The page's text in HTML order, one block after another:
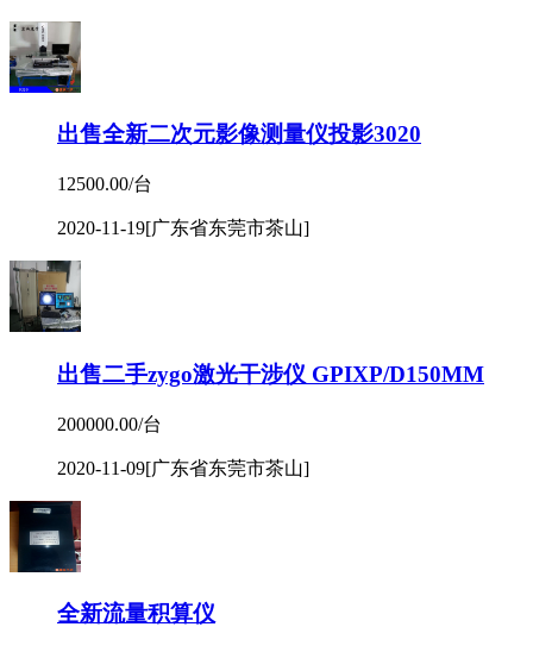
出售全新二次元影像测量仪投影3020
12500.00/台
2020-11-19[广东省东莞市茶山]
出售二手zygo激光干涉仪 GPIXP/D150MM
200000.00/台
2020-11-09[广东省东莞市茶山]
全新流量积算仪